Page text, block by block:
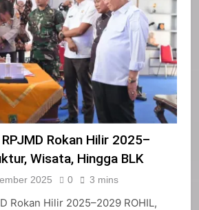
Rokan Hilir 2025–
Wisata, Hingga BLK
2025 0 3 mins
Rokan Hilir 2025–2029 ROHIL,